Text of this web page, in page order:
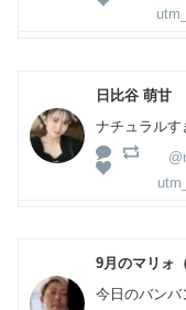
日比谷 萌甘
ナチュラルす
9月のマリォ
今日のバンバ